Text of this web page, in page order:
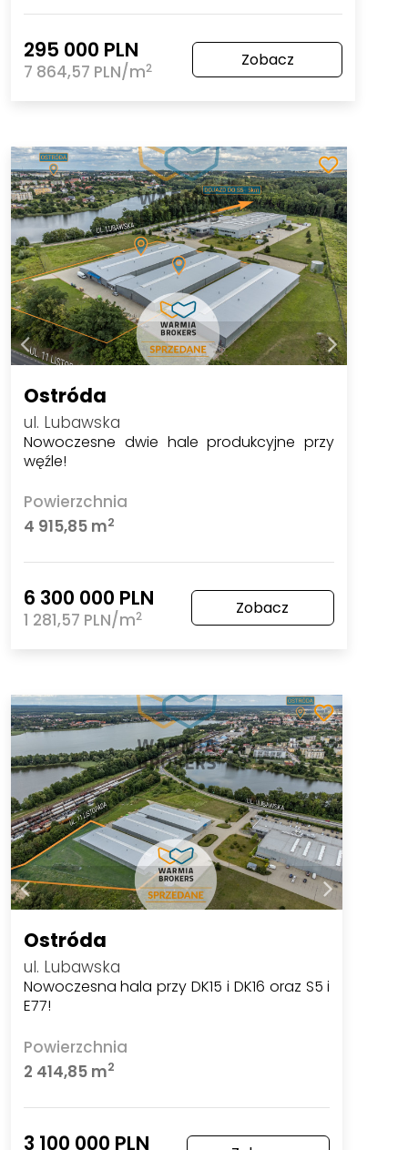
295 000 PLN
7 864,57 PLN/m2 Zobacz
Ostróda
ul. Lubawska
Nowoczesne dwie hale produkcyjne przy
węźle!
Powierzchnia
4 915,85 m2
6 300 000 PLN
1 281,57 PLN/m2 Zobacz
Ostróda
ul. Lubawska
Nowoczesna hala przy DK15 i DK16 oraz S5 i
E77!
Powierzchnia
2 414,85 m2
3 100 000 PLN